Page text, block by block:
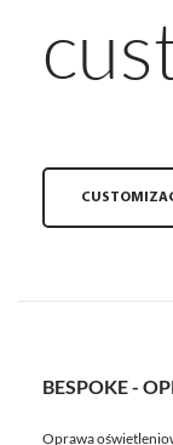
BESPOKE -
Oprawa